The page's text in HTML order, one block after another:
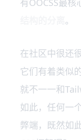
有OOCSS最核
。
在社区中很还
它们有着类似
就不一一和
如此，任何一
弊端，既然如